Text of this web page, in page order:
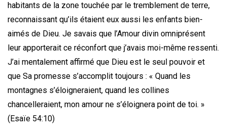
habitants de la zone touchée par le tremblement de terre,
reconnaissant qu’ils étaient eux aussi les enfants bien-
aimés de Dieu. Je savais que l’Amour divin omniprésent
leur apporterait ce réconfort que j’avais moi-même ressenti.
J’ai mentalement affirmé que Dieu est le seul pouvoir et
que Sa promesse s’accomplit toujours : « Quand les
montagnes s’éloigneraient, quand les collines
chancelleraient, mon amour ne s’éloignera point de toi. »
(Esaïe 54:10)